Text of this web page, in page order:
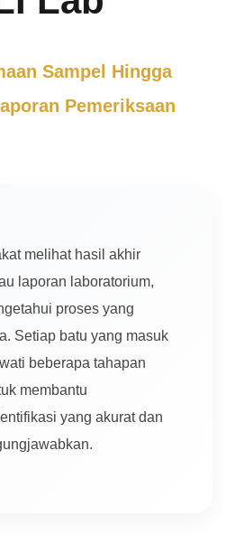
Sampel Hingga
Pemeriksaan
melihat hasil akhir
laporan laboratorium,
proses yang
Setiap batu yang masuk
beberapa tahapan
membantu
yang akurat dan